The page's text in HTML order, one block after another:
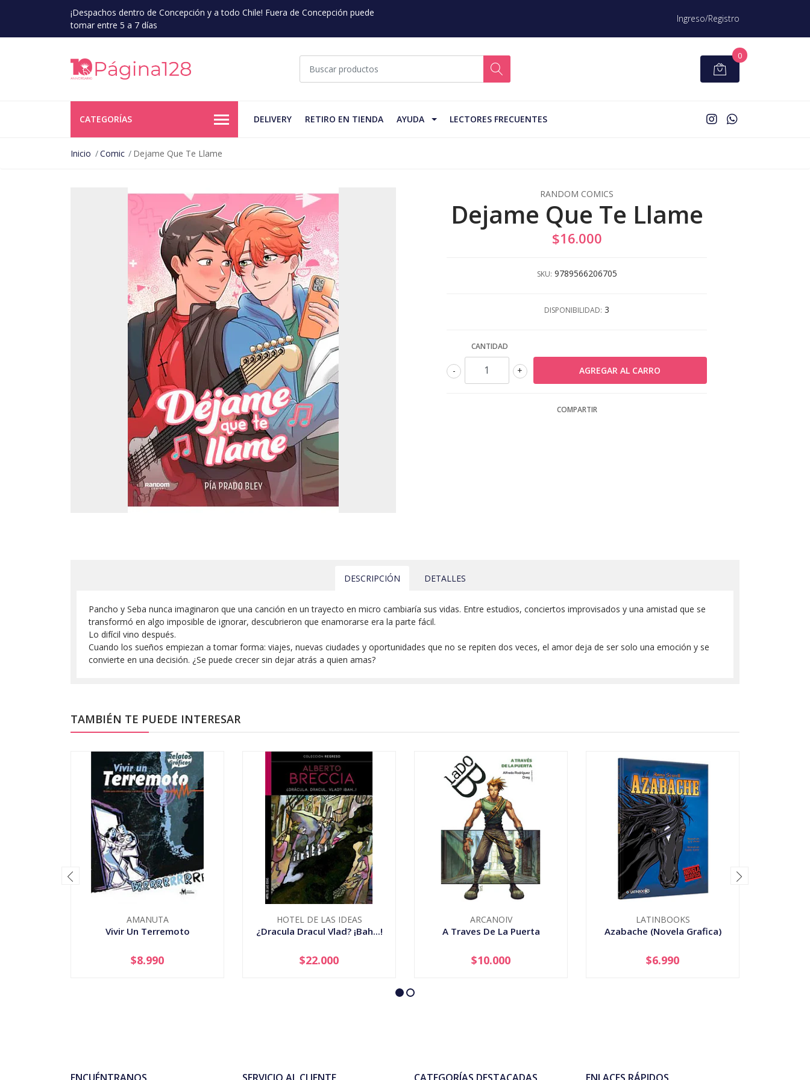
¡Despachos dentro de Concepción y a todo Chile! Fuera de Concepción puede
tomar entre 5 a 7 días
Ingreso/Registro
0
CATEGORÍAS DELIVERY RETIRO EN TIENDA AYUDA LECTORES FRECUENTES
Inicio Comic Dejame Que Te Llame
RANDOM COMICS
Dejame Que Te Llame
$16.000
SKU: 9789566206705
DISPONIBILIDAD: 3
CANTIDAD
+
-
COMPARTIR
DESCRIPCIÓN DETALLES
Pancho y Seba nunca imaginaron que una canción en un trayecto en micro cambiaría sus vidas. Entre estudios, conciertos improvisados y una amistad que se
transformó en algo imposible de ignorar, descubrieron que enamorarse era la parte fácil.
Lo difícil vino después.
Cuando los sueños empiezan a tomar forma: viajes, nuevas ciudades y oportunidades que no se repiten dos veces, el amor deja de ser solo una emoción y se
convierte en una decisión. ¿Se puede crecer sin dejar atrás a quien amas?
TAMBIÉN TE PUEDE INTERESAR
AMANUTA
Vivir Un Terremoto
+
$8.990
HOTEL DE LAS IDEAS
¿Dracula Dracul Vlad? ¡Bah...!
+
$22.000
ARCANOIV
A Traves De La Puerta
+
$10.000
LATINBOOKS
Azabache (Novela Grafica)
+
$6.990